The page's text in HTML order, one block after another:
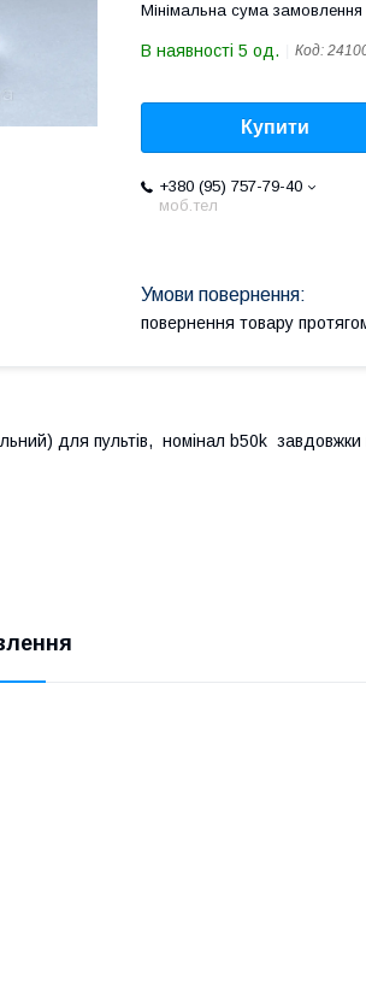
Мінімальна сума
В наявності 5 од. Код:
Купити
+380 (95) 757-79-40
моб.тел
повернення товару
для пультів, номінал b50k